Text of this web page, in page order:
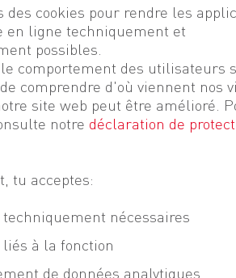
des cookies pour rendre les
en ligne techniquement et
possibles.
comportement des utilisateurs
comprendre d'où viennent nos
site web peut être amélioré.
notre déclaration de
tu acceptes:
techniquement nécessaires
liés à la fonction
de données analytiques